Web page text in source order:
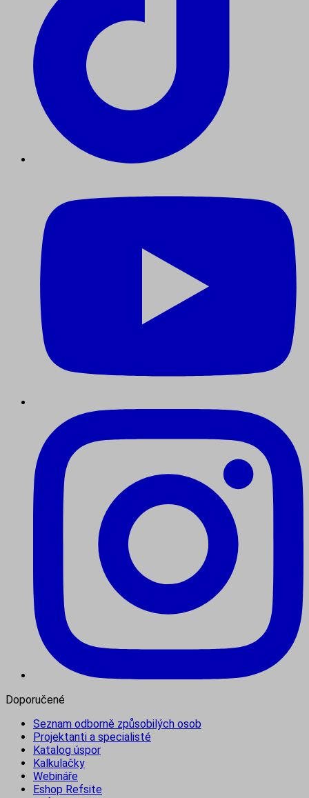
Doporučené
Seznam odborně způsobilých osob
Projektanti a specialisté
Katalog úspor
Kalkulačky
Webináře
Eshop Refsite